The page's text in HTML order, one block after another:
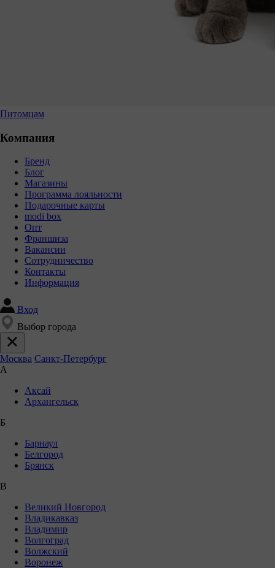
Питомцам
Компания
Бренд
Блог
Магазины
Программа лояльности
Подарочные карты
modi box
Опт
Франшиза
Вакансии
Сотрудничество
Контакты
Информация
Вход
Выбор города
Москва Санкт-Петербург
А
Аксай
Архангельск
Б
Барнаул
Белгород
Брянск
В
Великий Новгород
Владикавказ
Владимир
Волгоград
Волжский
Воронеж